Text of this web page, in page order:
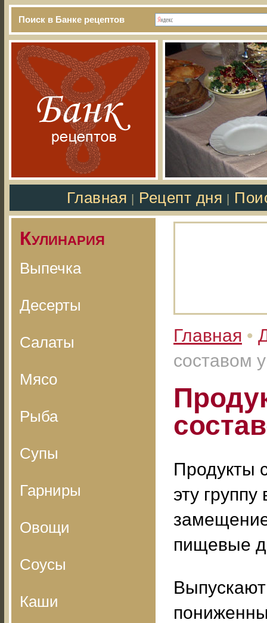
Поиск в Банке рецептов
Главная Рецепт дня
Кулинария
Выпечка
Десерты
Салаты
Мясо
Рыба
Супы
Гарниры
Овощи
Соусы
Каши
Главная •
составом
Продукты
эту
пищевые